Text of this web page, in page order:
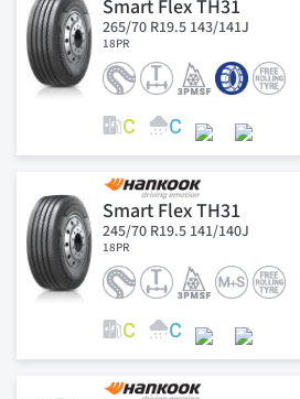
Smart Flex TH31
265/70 R19.5 143/141J
18PR
Smart Flex TH31
245/70 R19.5 141/140J
18PR